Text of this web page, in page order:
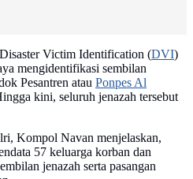
Victim Identification (DVI)
mengidentifikasi sembilan
Pesantren atau Ponpes Al
kini, seluruh jenazah tersebut
Kompol Navan menjelaskan,
57 keluarga korban dan
jenazah serta pasangan